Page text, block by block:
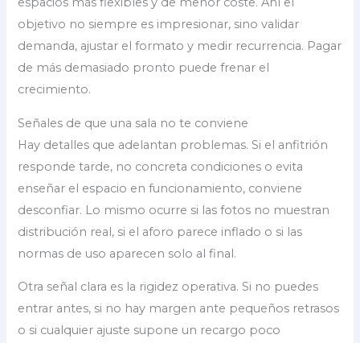
objetivo no siempre es impresionar, sino validar
demanda, ajustar el formato y medir recurrencia. Pagar
de más demasiado pronto puede frenar el
crecimiento.
Señales de que una sala no te conviene
Hay detalles que adelantan problemas. Si el anfitrión
responde tarde, no concreta condiciones o evita
enseñar el espacio en funcionamiento, conviene
desconfiar. Lo mismo ocurre si las fotos no muestran
distribución real, si el aforo parece inflado o si las
normas de uso aparecen solo al final.
Otra señal clara es la rigidez operativa. Si no puedes
entrar antes, si no hay margen ante pequeños retrasos
o si cualquier ajuste supone un recargo poco